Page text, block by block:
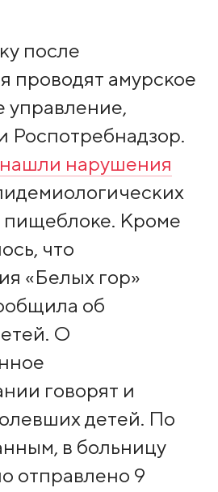
после
проводят амурское
управление,
Роспотребнадзор.
нашли нарушения
пищеблоке. Кроме
что
«Белых гор»
об
О
говорят и
детей. По
в больницу
отправлено 9